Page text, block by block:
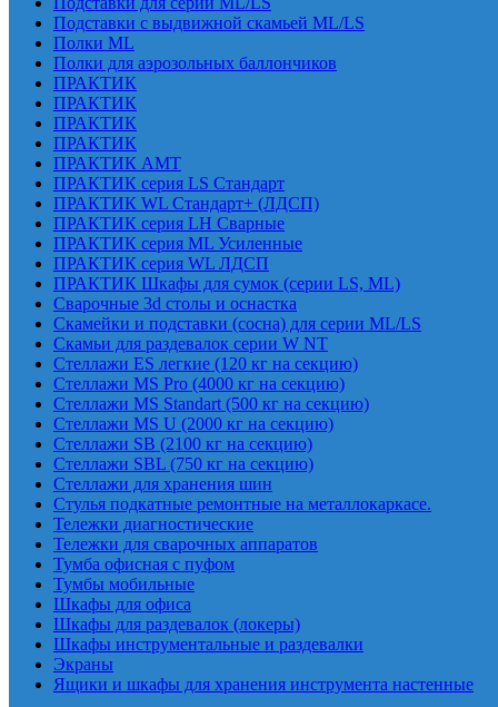
Подставки с выдвижной скамьей ML/LS
Полки ML
Полки для аэрозольных баллончиков
ПРАКТИК
ПРАКТИК
ПРАКТИК
ПРАКТИК
ПРАКТИК AMT
ПРАКТИК cерия LS Стандарт
ПРАКТИК WL Стандарт+ (ЛДСП)
ПРАКТИК серия LH Сварные
ПРАКТИК серия ML Усиленные
ПРАКТИК серия WL ЛДСП
ПРАКТИК Шкафы для сумок (серии LS, ML)
Сварочные 3d столы и оснастка
Скамейки и подставки (сосна) для серии ML/LS
Скамьи для раздевалок серии W NT
Стеллажи ES легкие (120 кг на секцию)
Стеллажи MS Pro (4000 кг на секцию)
Стеллажи MS Standart (500 кг на секцию)
Стеллажи MS U (2000 кг на секцию)
Стеллажи SB (2100 кг на секцию)
Стеллажи SBL (750 кг на секцию)
Стеллажи для хранения шин
Стулья подкатные ремонтные на металлокаркасе.
Тележки диагностические
Тележки для сварочных аппаратов
Тумба офисная с пуфом
Тумбы мобильные
Шкафы для офиса
Шкафы для раздевалок (локеры)
Шкафы инструментальные и раздевалки
Экраны
Ящики и шкафы для хранения инструмента настенные